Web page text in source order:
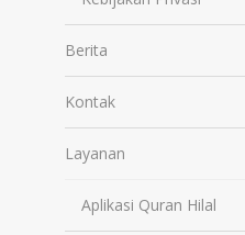
Berita
Kontak
Layanan
Aplikasi Quran Hilal